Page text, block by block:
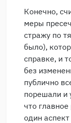
Конечно,
меры
стражу по
было),
справке, и
без
публично
порешали и
что
один